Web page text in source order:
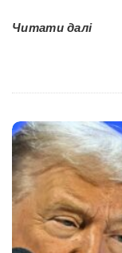
Читати далі